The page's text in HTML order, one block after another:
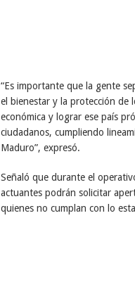
“Es importante que la gente
el bienestar y la protección de
económica y lograr ese país
ciudadanos, cumpliendo
Maduro”, expresó.
Señaló que durante el
actuantes podrán solicitar
quienes no cumplan con lo